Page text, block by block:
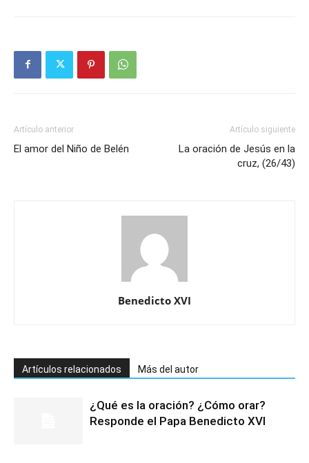
Artículo anterior
El amor del Niño de Belén
Artículo siguiente
La oración de Jesús en la
cruz, (26/43)
Benedicto XVI
Artículos relacionados Más del autor
¿Qué es la oración? ¿Cómo orar?
Responde el Papa Benedicto XVI